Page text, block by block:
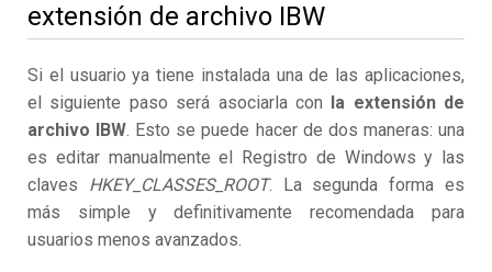
extensión de archivo IBW
Si el usuario ya tiene instalada una de las aplicaciones,
el siguiente paso será asociarla con la extensión de
archivo IBW. Esto se puede hacer de dos maneras: una
es editar manualmente el Registro de Windows y las
claves HKEY_CLASSES_ROOT. La segunda forma es
más simple y definitivamente recomendada para
usuarios menos avanzados.